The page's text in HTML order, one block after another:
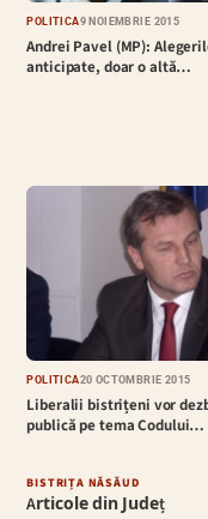
POLITICĂ9 NOIEMBRIE 2015
Andrei Pavel (MP):
anticipate, doar o altă…
POLITICĂ20 OCTOMBRIE 2015
Liberalii bistrițeni vor
publică pe tema Codului…
BISTRIȚA NĂSĂUD
Articole din Județ